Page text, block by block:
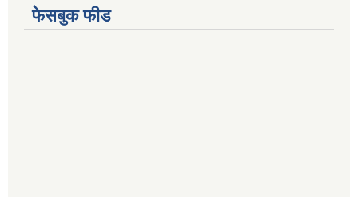
फेसबुक फीड